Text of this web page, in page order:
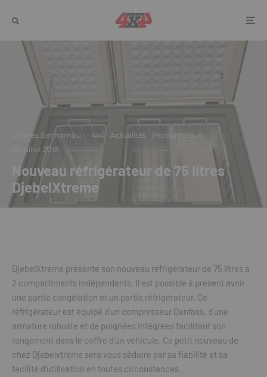
Charles Benhamou · 4x4 Actualités Produithèque ·
26 juillet 2018
Nouveau réfrigérateur de 75 litres
DjebelXtreme
DjebelXtreme présente son nouveau réfrigérateur de 75 litres à
2 compartiments indépendants. Il est possible à présent avoir
une partie congélation et un partie réfrigérateur. Ce
réfrigérateur est équipé d’un compresseur Danfoss, d’une
armature robuste et de poignées intégrées facilitant son
rangement dans le coffre d’un véhicule. Ce petit nouveau de
chez Djebelxtreme sera vous séduire par sa fiabilité et sa
facilité d’utilisation en toutes circonstances.